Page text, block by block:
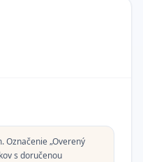
Označenie „Overený
s doručenou